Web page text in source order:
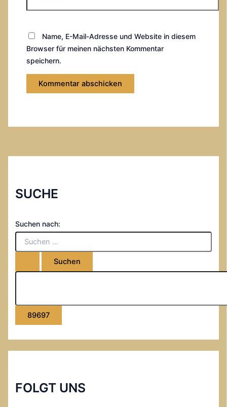
Name, E-Mail-Adresse und Website in diesem
Browser für meinen nächsten Kommentar
speichern.
SUCHE
Suchen nach:
FOLGT UNS